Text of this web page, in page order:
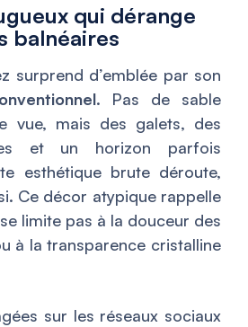
qui dérange
balnéaires
surprend d’emblée par son
. Pas de sable
vue, mais des galets, des
et un horizon parfois
esthétique brute déroute,
Ce décor atypique rappelle
limite pas à la douceur des
à la transparence cristalline
sur les réseaux sociaux